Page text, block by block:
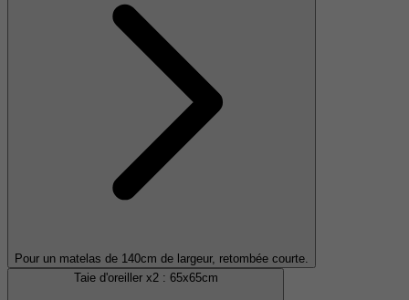
Pour un matelas de 140cm de largeur, retombée courte.
Taie d'oreiller x2 : 65x65cm